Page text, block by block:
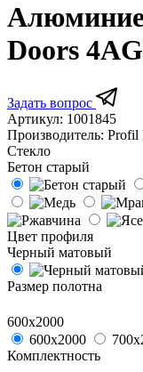
Doors
Задать вопрос
Артикул: 1001845
Производитель: Profil
Стекло
Бетон старый
Цвет профиля
Черный матовый
Размер полотна
600х2000
600х2000
Комплектность